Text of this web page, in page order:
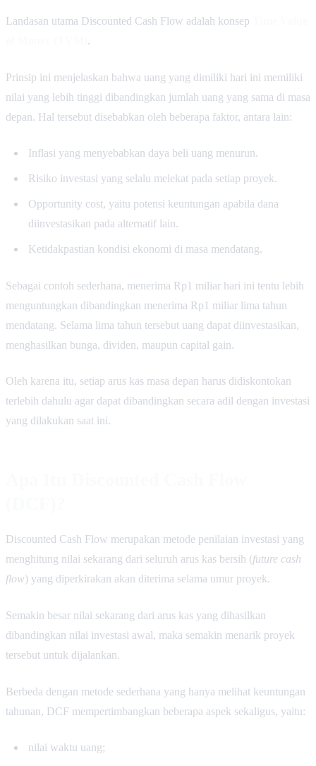
Landasan utama Discounted Cash Flow adalah konsep
.
Prinsip ini menjelaskan bahwa uang yang dimiliki hari ini memiliki
nilai yang lebih tinggi dibandingkan jumlah uang yang sama di masa
depan. Hal tersebut disebabkan oleh beberapa faktor, antara lain:
Inflasi yang menyebabkan daya beli uang menurun.
Risiko investasi yang selalu melekat pada setiap proyek.
Opportunity cost, yaitu potensi keuntungan apabila dana
diinvestasikan pada alternatif lain.
Ketidakpastian kondisi ekonomi di masa mendatang.
Sebagai contoh sederhana, menerima Rp1 miliar hari ini tentu lebih
menguntungkan dibandingkan menerima Rp1 miliar lima tahun
mendatang. Selama lima tahun tersebut uang dapat diinvestasikan,
menghasilkan bunga, dividen, maupun capital gain.
Oleh karena itu, setiap arus kas masa depan harus didiskontokan
terlebih dahulu agar dapat dibandingkan secara adil dengan investasi
yang dilakukan saat ini.
Discounted Cash Flow merupakan metode penilaian investasi yang
menghitung nilai sekarang dari seluruh arus kas bersih (future cash
flow) yang diperkirakan akan diterima selama umur proyek.
Semakin besar nilai sekarang dari arus kas yang dihasilkan
dibandingkan nilai investasi awal, maka semakin menarik proyek
tersebut untuk dijalankan.
Berbeda dengan metode sederhana yang hanya melihat keuntungan
tahunan, DCF mempertimbangkan beberapa aspek sekaligus, yaitu:
nilai waktu uang;